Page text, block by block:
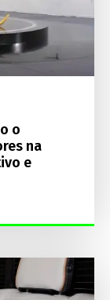
o
na
e